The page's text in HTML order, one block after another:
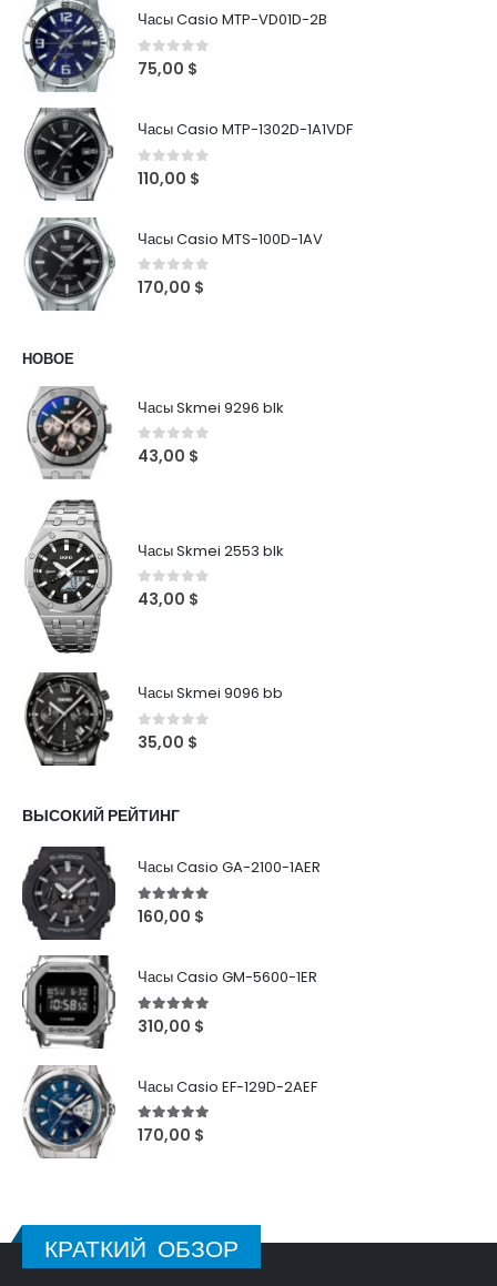
Часы Casio MTP-VD01D-2B
0out of 5
75,00 $
Часы Casio MTP-1302D-1A1VDF
0out of 5
110,00 $
Часы Casio MTS-100D-1AV
0out of 5
170,00 $
НОВОЕ
Часы Skmei 9296 blk
0 out of 5
43,00 $
Часы Skmei 2553 blk
0 out of 5
43,00 $
Часы Skmei 9096 bb
0out of 5
35,00 $
ВЫСОКИЙ РЕЙТИНГ
Часы Casio GA-2100-1AER
5out of 5
160,00 $
Часы Casio GM-5600-1ER
5out of 5
310,00 $
Часы Casio EF-129D-2AEF
5out of 5
170,00 $
КРАТКИЙ ОБЗОР